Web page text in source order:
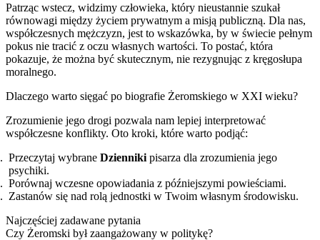
Patrząc wstecz, widzimy człowieka, który nieustannie szukał
równowagi między życiem prywatnym a misją publiczną. Dla nas,
współczesnych mężczyzn, jest to wskazówka, by w świecie pełnym
pokus nie tracić z oczu własnych wartości. To postać, która
pokazuje, że można być skutecznym, nie rezygnując z kręgosłupa
moralnego.
Dlaczego warto sięgać po biografie Żeromskiego w XXI wieku?
Zrozumienie jego drogi pozwala nam lepiej interpretować
współczesne konflikty. Oto kroki, które warto podjąć:
Przeczytaj wybrane Dzienniki pisarza dla zrozumienia jego
psychiki.
Porównaj wczesne opowiadania z późniejszymi powieściami.
Zastanów się nad rolą jednostki w Twoim własnym środowisku.
Najczęściej zadawane pytania
Czy Żeromski był zaangażowany w politykę?